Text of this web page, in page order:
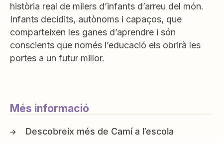
història real de milers d’infants d’arreu del món.
Infants decidits, autònoms i capaços, que
comparteixen les ganes d’aprendre i són
conscients que només l’educació els obrirà les
portes a un futur millor.
Més informació
Camí a l’escola